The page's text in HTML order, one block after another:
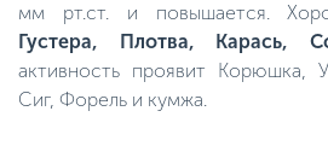
мм рт.ст. и повышается.
Густера, Плотва, Карась,
активность проявит Корюшка,
Сиг, Форель и кумжа.